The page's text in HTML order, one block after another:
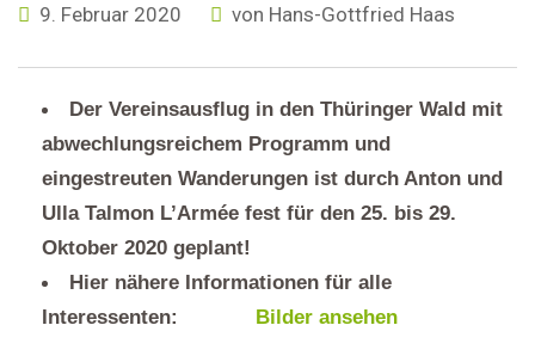
9. Februar 2020 von Hans-Gottfried Haas
Der Vereinsausflug in den Thüringer Wald mit
abwechlungsreichem Programm und
eingestreuten Wanderungen ist durch Anton und
Ulla Talmon L’Armée fest für den 25. bis 29.
Oktober 2020 geplant!
Hier nähere Informationen für alle
Interessenten: Bilder ansehen